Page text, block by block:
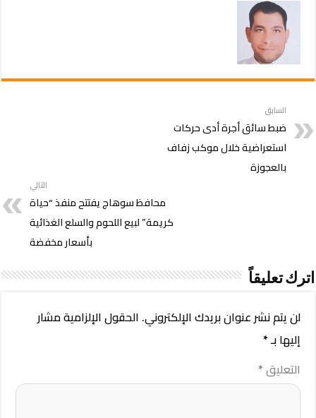
السابق
ضبط سائق أجرة أدى حركات
استعراضية خلال موكب زفاف
بالعجوزة
التالي
محافظ سوهاج يفتتح منفذ “حياة
كريمة” لبيع اللحوم والسلع الغذائية
بأسعار مخفضة
اترك تعليقاً
لن يتم نشر عنوان بريدك الإلكتروني. الحقول الإلزامية مشار
إليها بـ*
التعليق*